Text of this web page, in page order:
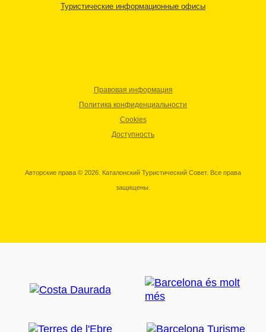
Туристические информационные офисы
Правовая информация
Политика конфиденциальности
Cookies
Доступность
Авторские права © 2026. Каталонский Туристический Совет. Все права
защищены.